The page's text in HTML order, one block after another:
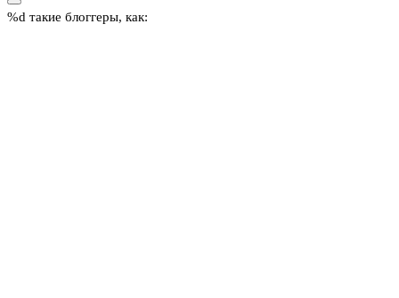
%d такие блоггеры, как: